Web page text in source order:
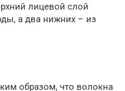
лицевой слой
а два нижних – из
образом, что волокна